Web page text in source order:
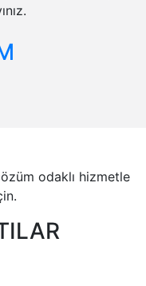
odaklı hizmetle